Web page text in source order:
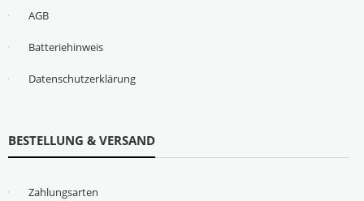
AGB
Batteriehinweis
Datenschutzerklärung
BESTELLUNG & VERSAND
Zahlungsarten